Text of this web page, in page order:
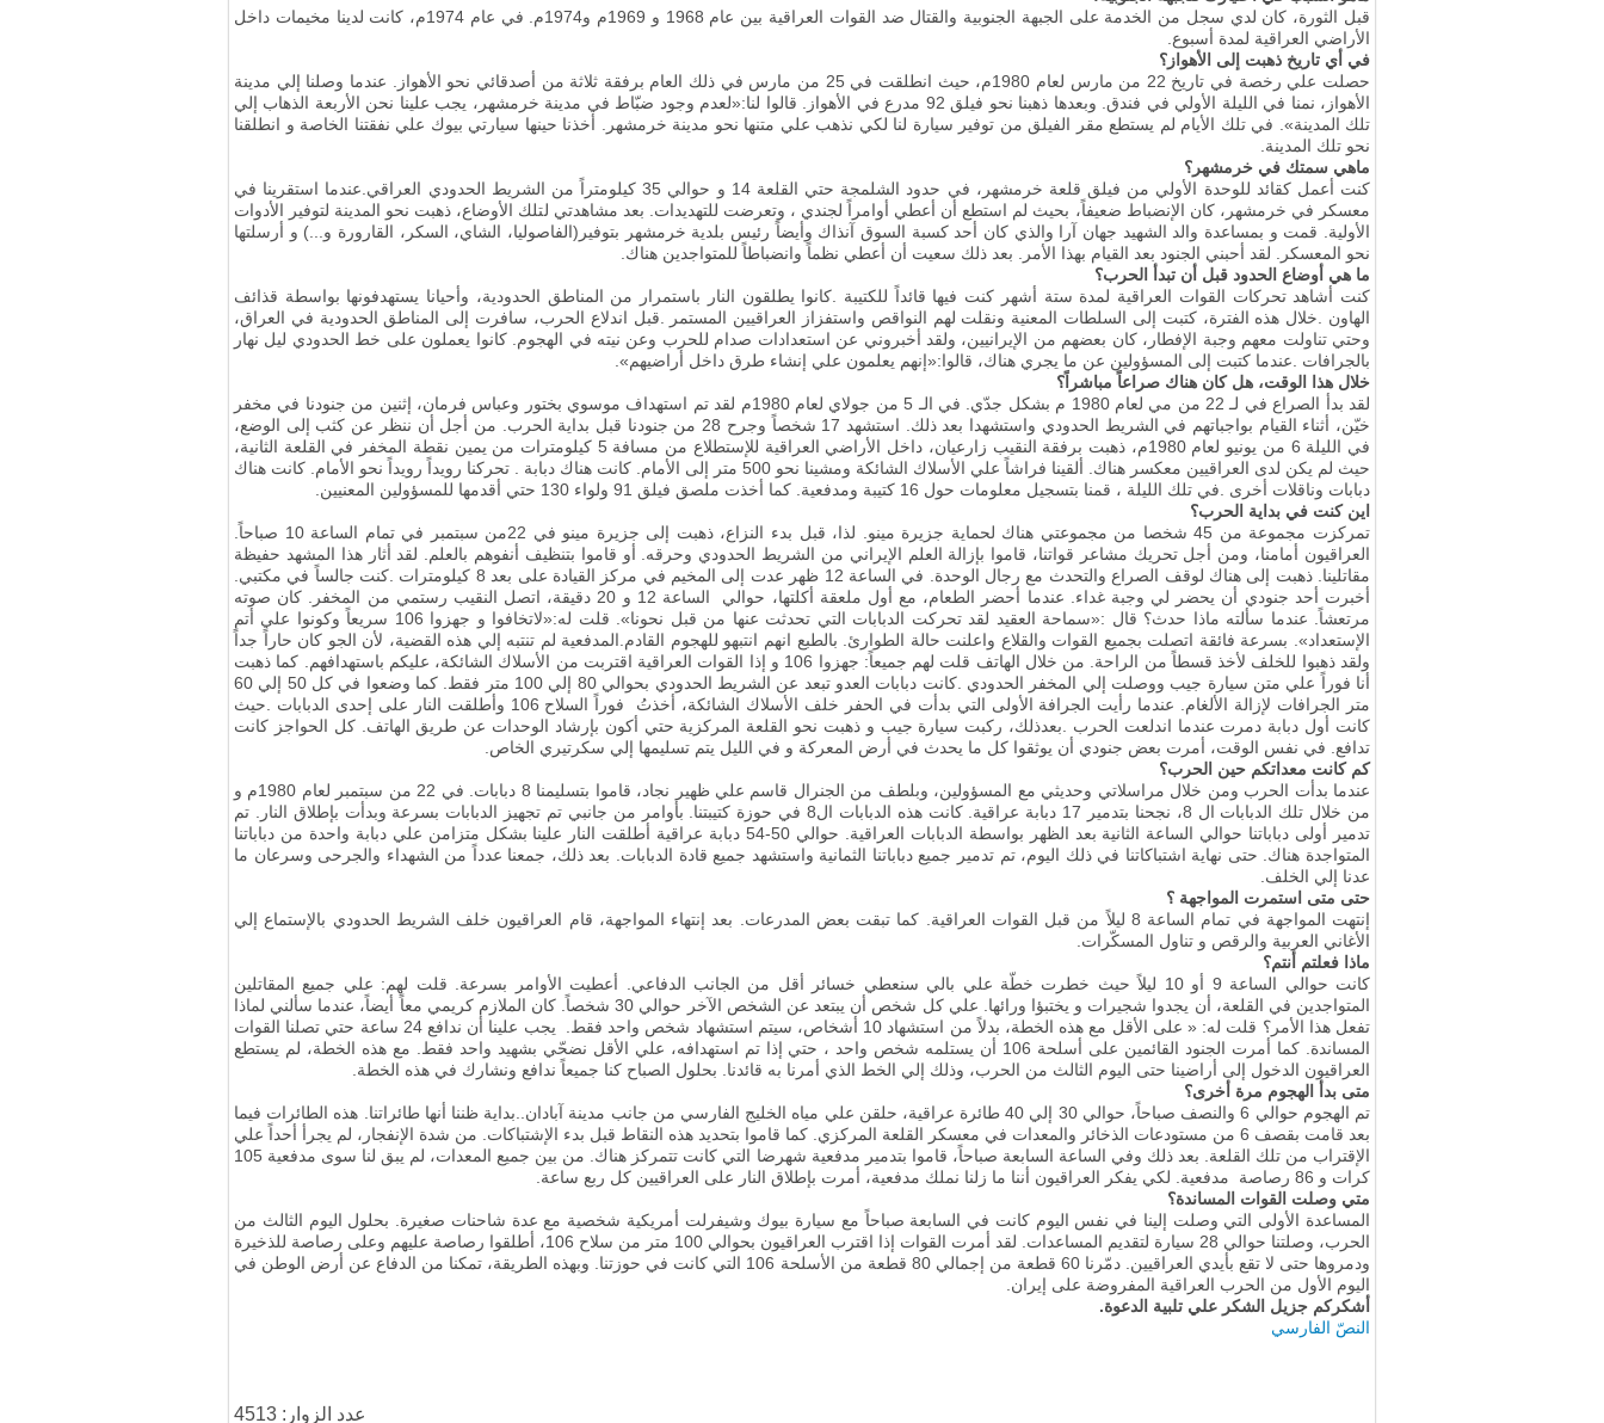
قبل الثورة، كان لدي سجل من الخدمة على الجبهة الجنوبية والقتال ضد القوات العراقية بين عام 1968 و 1969م و1974م. في عام 1974م، كانت لدينا مخيمات داخل
الأراضي العراقية لمدة أسبوع
في أي تاريخ ذهبت إلى الأهواز؟
حصلت علي رخصة في تاريخ 22 من مارس لعام 1980م، حيث انطلقت في 25 من مارس في ذلك العام برفقة ثلاثة من أصدقائي نحو الأهواز. عندما وصلنا إلي مدينة
الأهواز، نمنا في الليلة الأولي في فندق. وبعدها ذهبنا نحو فيلق 92 مدرع في الأهواز. قالوا لنا:«لعدم وجود ضبّاط في مدينة خرمشهر، يجب علينا نحن الأربعة الذهاب إلي
تلك المدينة». في تلك الأيام لم يستطع مقر الفيلق من توفير سيارة لنا لكي نذهب علي متنها نحو مدينة خرمشهر. أخذنا حينها سيارتي بيوك علي نفقتنا الخاصة و انطلقنا
نحو تلك المدينة.
ماهي سمتك في خرمشهر؟
كنت أعمل كقائد للوحدة الأولي من فيلق قلعة خرمشهر، في حدود الشلمجة حتي القلعة 14 و حوالي 35 كيلومتراً من الشريط الحدودي العراقي.عندما استقرينا في
معسكر في خرمشهر، كان الإنضباط ضعيفاً، بحيث لم استطع أن أعطي أوامراً لجندي ، وتعرضت للتهديدات. بعد مشاهدتي لتلك الأوضاع، ذهبت نحو المدينة لتوفير الأدوات
الأولية. قمت و بمساعدة والد الشهيد جهان آرا والذي كان أحد كسبة السوق آنذاك وأيضاً رئيس بلدية خرمشهر بتوفير(الفاصوليا، الشاي، السكر، القارورة و...) و أرسلتها
نحو المعسكر. لقد أحبني الجنود بعد القيام بهذا الأمر. بعد ذلك سعيت أن أعطي نظماً وانضباطاً للمتواجدين هناك.
ما هي أوضاع الحدود قبل أن تبدأ الحرب؟
كنت أشاهد تحركات القوات العراقية لمدة ستة أشهر كنت فيها قائداً للكتيبة
كانوا يطلقون النار باستمرار من المناطق الحدودية، وأحيانا يستهدفونها بواسطة قذائف
الهاون
خلال هذه الفترة، كتبت إلى السلطات المعنية ونقلت لهم النواقص واستفزاز العراقيين المستمر
قبل اندلاع الحرب، سافرت إلى المناطق الحدودية في العراق،
وحتي تناولت معهم وجبة الإفطار، كان بعضهم من الإيرانيين، ولقد أخبروني عن استعدادات صدام للحرب وعن نيته في الهجوم كانوا يعملون على خط الحدودي ليل نهار
بالجرافات
عندما كتبت إلى المسؤولين عن ما يجري هناك، قالوا:«إنهم يعلمون علي إنشاء طرق داخل أراضيهم».
خلال هذا الوقت، هل كان هناك صراعاً مباشراً؟
لقد بدأ الصراع في لـ 22 من مي لعام 1980 م بشكل جدّي. في الـ 5 من جولاي لعام 1980م لقد تم استهداف موسوي بختور وعباس فرمان، إثنين من جنودنا في مخفر
خيّن، أثناء القيام بواجباتهم في الشريط الحدودي واستشهدا بعد ذلك. استشهد 17 شخصاً وجرح 28 من جنودنا قبل بداية الحرب
من أجل أن ننظر عن كثب إلى الوضع،
في الليلة 6 من يونيو لعام 1980م، ذهبت برفقة النقيب زارعيان، داخل الأراضي العراقية للإستطلاع من مسافة 5 كيلومترات من يمين نقطة المخفر في القلعة الثانية،
حيث لم يكن لدى العراقيين معكسر هناك
ألقينا فراشاً علي الأسلاك الشائكة ومشينا نحو 500 متر إلى الأمام كانت هناك دبابة
تحركنا رويداً رويداً نحو الأمام. كانت هناك
دبابات وناقلات أخرى
في تلك الليلة ، قمنا بتسجيل معلومات حول 16 كتيبة ومدفعية. كما أخذت ملصق فيلق 91 ولواء 130 حتي أقدمها للمسؤولين المعنيين.
اين كنت في بداية الحرب؟
تمركزت مجموعة من 45 شخصا من مجموعتي هناك لحماية جزيرة مينو. لذا، قبل بدء النزاع، ذهبت إلى جزيرة مينو في 22من سبتمبر في تمام الساعة 10 صباحاً.
العراقيون أمامنا، ومن أجل تحريك مشاعر قواتنا، قاموا بإزالة العلم الإيراني من الشريط الحدودي وحرقه. أو قاموا بتنظيف أنفوهم بالعلم. لقد أثار هذا المشهد حفيظة
مقاتلينا. ذهبت إلى هناك لوقف الصراع والتحدث مع رجال الوحدة
في الساعة 12 ظهر عدت إلى المخيم في مركز القيادة على بعد 8 كيلومترات .كنت جالساً في مكتبي
أخبرت أحد جنودي أن يحضر لي وجبة غداء
عندما أحضر الطعام، مع أول ملعقة أكلتها، حوالي الساعة 12 و 20 دقيقة، اتصل النقيب رستمي من المخفر
كان صوته
مرتعشاً
عندما سألته ماذا حدث؟ قال :«سماحة العقيد لقد تحركت الدبابات التي تحدثت عنها من قبل نحونا». قلت له:«لاتخافوا و جهزوا 106 سريعاً وكونوا علي أتم
الإستعداد». بسرعة فائقة اتصلت بجميع القوات والقلاع واعلنت حالة الطوارئ. بالطبع انهم انتبهو للهجوم القادم.المدفعية لم تنتبه إلي هذه القضية، لأن الجو كان حاراً جداً
ولقد ذهبوا للخلف لأخذ قسطاً من الراحة. من خلال الهاتف قلت لهم جميعاً: جهزوا 106 و إذا القوات العراقية اقتربت من الأسلاك الشائكة، عليكم باستهدافهم. كما ذهبت
أنا فوراً علي متن سيارة جيب ووصلت إلي المخفر الحدودي .كانت دبابات العدو تبعد عن الشريط الحدودي بحوالي 80 إلي 100 متر فقط. كما وضعوا في كل 50 إلي 60
متر الجرافات لإزالة الألغام. عندما رأيت الجرافة الأولى التي بدأت في الحفر خلف الأسلاك الشائكة، أخذتُ فوراً السلاح 106 وأطلقت النار على إحدى الدبابات
حيث
كانت أول دبابة دمرت عندما اندلعت الحرب
بعدذلك، ركبت سيارة جيب و ذهبت نحو القلعة المركزية حتي أكون بإرشاد الوحدات عن طريق الهاتف. كل الحواجز كانت
تدافع
في نفس الوقت، أمرت بعض جنودي أن يوثقوا كل ما يحدث في أرض المعركة و في الليل يتم تسليمها إلي سكرتيري الخاص.
كم كانت معداتكم حين الحرب؟
عندما بدأت الحرب ومن خلال مراسلاتي وحديثي مع المسؤولين، وبلطف من الجنرال قاسم علي ظهير نجاد، قاموا بتسليمنا 8 دبابات. في 22 من سبتمبر لعام 1980م و
من خلال تلك الدبابات ال 8، نجحنا بتدمير 17 دبابة عراقية. كانت هذه الدبابات ال8 في حوزة كتيبتنا. بأوامر من جانبي تم تجهيز الدبابات بسرعة وبدأت بإطلاق النار
تم
تدمير أولى دباباتنا حوالي الساعة الثانية بعد الظهر بواسطة الدبابات العراقية
حوالي 50-54 دبابة عراقية أطلقت النار علينا بشكل متزامن علي دبابة واحدة من دباباتنا
المتواجدة هناك. حتى نهاية اشتباكاتنا في ذلك اليوم، تم تدمير جميع دباباتنا الثمانية واستشهد جميع قادة الدبابات
بعد ذلك، جمعنا عدداً من الشهداء والجرحى وسرعان ما
عدنا إلي الخلف.
حتى متى استمرت المواجهة ؟
إنتهت المواجهة في تمام الساعة 8 ليلاً من قبل القوات العراقية. كما تبقت بعض المدرعات. بعد إنتهاء المواجهة، قام العراقيون خلف الشريط الحدودي بالإستماع إلي
الأغاني العربية والرقص و تناول المسكّرات.
ماذا فعلتم أنتم؟
كانت حوالي الساعة 9 أو 10 ليلاً حيث خطرت خطّة علي بالي سنعطي خسائر أقل من الجانب الدفاعي. أعطيت الأوامر بسرعة. قلت لهم: علي جميع المقاتلين
المتواجدين في القلعة، أن يجدوا شجيرات و يختبؤا ورائها. علي كل شخص أن يبتعد عن الشخص الآخر حوالي 30 شخصاً. كان الملازم كريمي معاً أيضاً، عندما سألني لماذا
تفعل هذا الأمر؟ قلت له: « على الأقل مع هذه الخطة، بدلاً من استشهاد 10 أشخاص، سيتم استشهاد شخص واحد فقط. يجب علينا أن ندافع 24 ساعة حتي تصلنا القوات
المساندة. كما أمرت الجنود القائمين على أسلحة 106 أن يستلمه شخص واحد ، حتي إذا تم استهدافه، علي الأقل نضحّي بشهيد واحد فقط. مع هذه الخطة، لم يستطع
العراقيون الدخول إلى أراضينا حتى اليوم الثالث من الحرب، وذلك إلي الخط الذي أمرنا به قائدنا
بحلول الصباح كنا جميعاً ندافع ونشارك في هذه الخطة.
متى بدأ الهجوم مرة أخرى؟
تم الهجوم حوالي 6 والنصف صباحاً، حوالي 30 إلي 40 طائرة عراقية، حلقن علي مياه الخليج الفارسي من جانب مدينة آبادان..بداية ظننا أنها طائراتنا. هذه الطائرات فيما
بعد قامت بقصف 6 من مستودعات الذخائر والمعدات في معسكر القلعة المركزي. كما قاموا بتحديد هذه النقاط قبل بدء الإشتباكات. من شدة الإنفجار، لم يجرأ أحداً علي
الإقتراب من تلك القلعة. بعد ذلك وفي الساعة السابعة صباحاً، قاموا بتدمير مدفعية شهرضا التي كانت تتمركز هناك
من بين جميع المعدات، لم يبق لنا سوى مدفعية 105
كرات و 86 رصاصة
مدفعية. لكي يفكر العراقيون أننا ما زلنا نملك مدفعية، أمرت بإطلاق النار على العراقيين كل ربع ساعة
متي وصلت القوات المساندة؟
المساعدة الأولى التي وصلت إلينا في نفس اليوم كانت في السابعة صباحاً مع سيارة بيوك وشيفرلت أمريكية شخصية مع عدة شاحنات صغيرة
بحلول اليوم الثالث من
الحرب، وصلتنا حوالي 28 سيارة لتقديم المساعدات. لقد أمرت القوات إذا اقترب العراقيون بحوالي 100 متر من سلاح 106، أطلقوا رصاصة عليهم وعلى رصاصة للذخيرة
ودمروها حتى لا تقع بأيدي العراقيين
دمّرنا 60 قطعة من إجمالي 80 قطعة من الأسلحة 106 التي كانت في حوزتنا. وبهذه الطريقة، تمكنا من الدفاع عن أرض الوطن في
اليوم الأول من الحرب العراقية المفروضة على إيران
أشكركم جزيل الشكر علي تلبية الدعوة.
النصّ الفارسي
عدد الزوار: 4513